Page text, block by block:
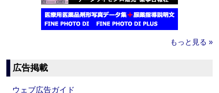
もっと見る »
広告掲載
ウェブ広告ガイド